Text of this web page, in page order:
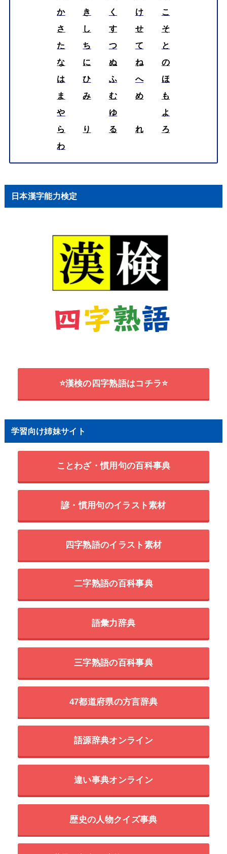
か
き く け
こ
さ
し す せ
そ
た
ち つ て
と
な
に ぬ ね
の
は
ひ ふ へ
ほ
ま
み む め
も
や
ゆ
よ
ら
り る れ
ろ
わ
日本漢字能力検定
⭐漢検の四字熟語はコチラ⭐
学習向け姉妹サイト
ことわざ・慣用句の百科事典
諺・慣用句のイラスト素材
四字熟語のイラスト素材
二字熟語の百科事典
語彙力辞典
三字熟語の百科事典
47都道府県の方言辞典
語源辞典オンライン
違い事典オンライン
歴史の人物クイズ事典